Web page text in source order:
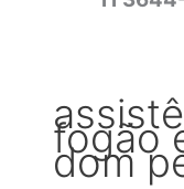
fogão
dom